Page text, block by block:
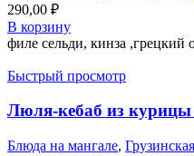
290,00 ₽
В корзину
филе сельди, кинза ,грецкий
Быстрый просмотр
Люля-кебаб из курицы
Блюда на мангале,